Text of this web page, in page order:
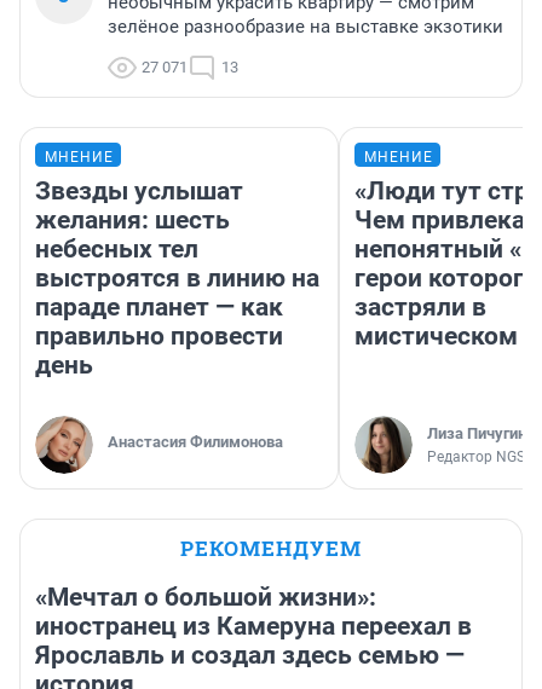
зелёное разнообразие на выставке экзотики
27 071 13
МНЕНИЕ
Звезды услышат
желания: шесть
небесных тел
выстроятся в линию на
параде планет — как
правильно провести
день
Анастасия Филимонова
МНЕНИЕ
«Люди тут
Чем
непонятный
герои которого
застряли в
мистическом
Лиза Пичугина
Редактор
РЕКОМЕНДУЕМ
«Мечтал о большой жизни»:
иностранец из Камеруна переехал в
Ярославль и создал здесь семью —